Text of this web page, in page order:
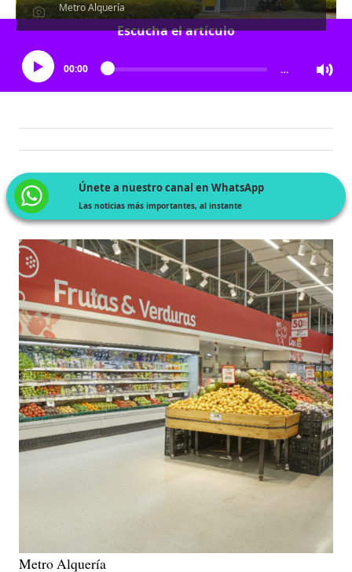
Metro Alquería
Escucha el artículo
00:00 …
Únete a nuestro canal en WhatsApp
Las noticias más importantes, al instante
Metro Alquería